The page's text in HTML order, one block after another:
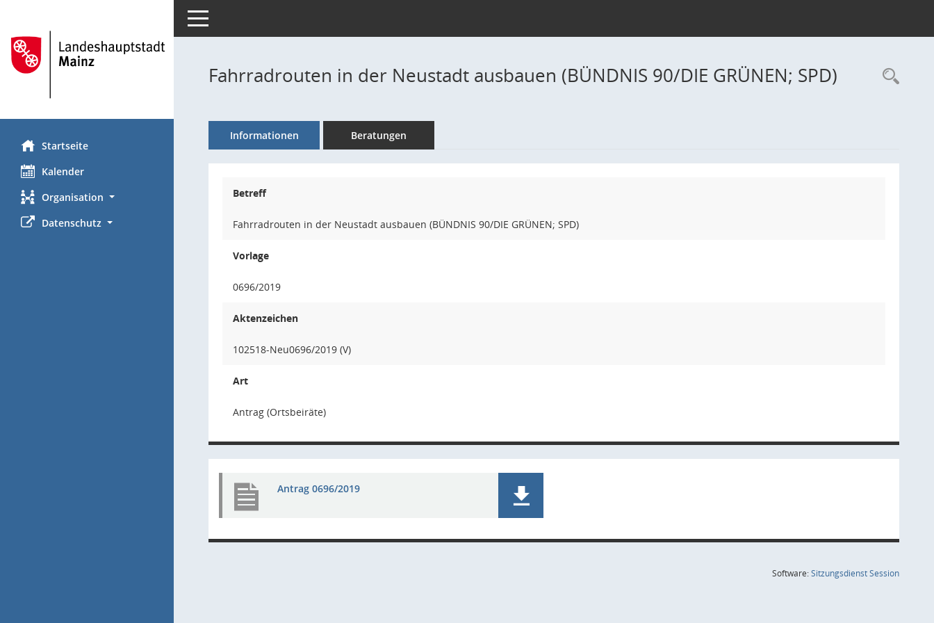
Startseite
Kalender
Organisation
Datenschutz
Toggle navigation
Fahrradrouten in der Neustadt ausbauen (BÜNDNIS 90/DIE GRÜNEN; SPD)
Informationen Beratungen
Betreff
Fahrradrouten in der Neustadt ausbauen (BÜNDNIS 90/DIE GRÜNEN; SPD)
Vorlage
0696/2019
Aktenzeichen
102518-Neu0696/2019 (V)
Art
Antrag (Ortsbeiräte)
Antrag 0696/2019
Software:SitzungsdienstSession(Wird in